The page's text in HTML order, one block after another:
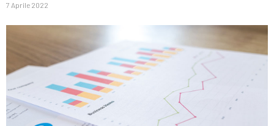
7 Aprile 2022